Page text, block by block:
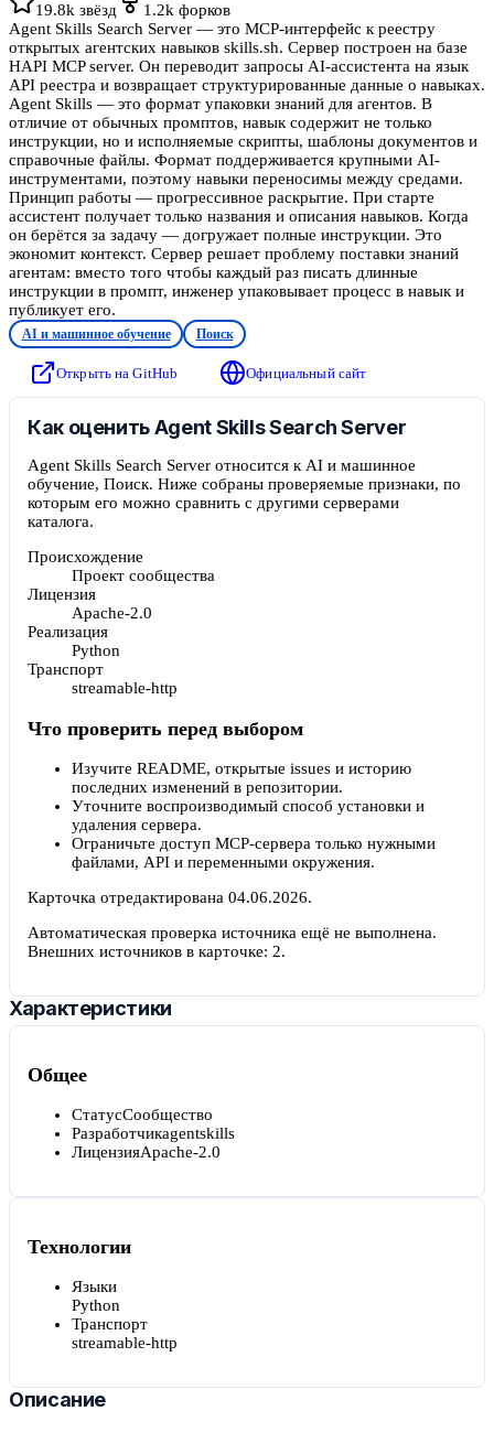
19.8k звёзд 1.2k форков
Agent Skills Search Server — это MCP-интерфейс к реестру
открытых агентских навыков skills.sh. Сервер построен на базе
HAPI MCP server. Он переводит запросы AI-ассистента на язык
API реестра и возвращает структурированные данные о навыках.
Agent Skills — это формат упаковки знаний для агентов. В
отличие от обычных промптов, навык содержит не только
инструкции, но и исполняемые скрипты, шаблоны документов и
справочные файлы. Формат поддерживается крупными AI-
инструментами, поэтому навыки переносимы между средами.
Принцип работы — прогрессивное раскрытие. При старте
ассистент получает только названия и описания навыков. Когда
он берётся за задачу — догружает полные инструкции. Это
экономит контекст. Сервер решает проблему поставки знаний
агентам: вместо того чтобы каждый раз писать длинные
инструкции в промпт, инженер упаковывает процесс в навык и
публикует его.
AI и машинное обучение Поиск
Открыть на GitHub Официальный сайт
Как оценить Agent Skills Search Server
Agent Skills Search Server относится к AI и машинное
обучение, Поиск. Ниже собраны проверяемые признаки, по
которым его можно сравнить с другими серверами
каталога.
Происхождение
Проект сообщества
Лицензия
Apache-2.0
Реализация
Python
Транспорт
streamable-http
Что проверить перед выбором
Изучите README, открытые issues и историю
последних изменений в репозитории.
Уточните воспроизводимый способ установки и
удаления сервера.
Ограничьте доступ MCP-сервера только нужными
файлами, API и переменными окружения.
Карточка отредактирована 04.06.2026.
Автоматическая проверка источника ещё не выполнена.
Внешних источников в карточке: 2.
Характеристики
Общее
СтатусСообщество
Разработчикagentskills
ЛицензияApache-2.0
Технологии
Языки
Python
Транспорт
streamable-http
Описание